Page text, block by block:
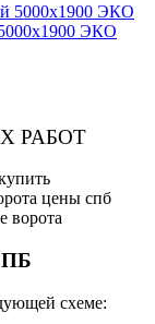
ЭКО
РАБОТ
схеме: